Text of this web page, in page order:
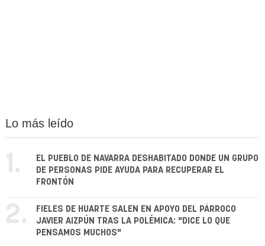
Lo más leído
1.
EL PUEBLO DE NAVARRA DESHABITADO DONDE UN GRUPO
DE PERSONAS PIDE AYUDA PARA RECUPERAR EL
FRONTÓN
2.
FIELES DE HUARTE SALEN EN APOYO DEL PÁRROCO
JAVIER AIZPÚN TRAS LA POLÉMICA: "DICE LO QUE
PENSAMOS MUCHOS"